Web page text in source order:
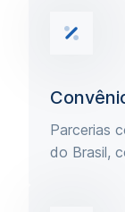
Parcerias
do Brasil,